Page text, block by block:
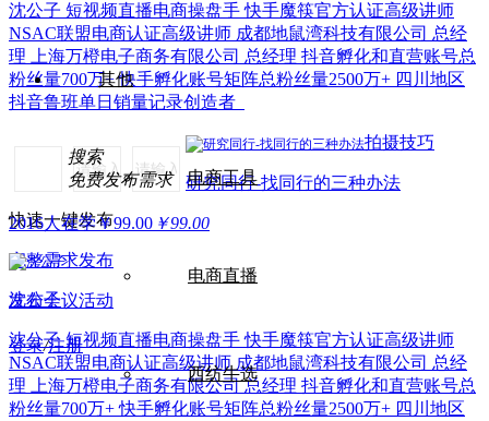
其他
电商工具
电商直播
西纺牛选
搜索
免费发布需求
快速一键发布
完整需求发布
发布会议活动
登录/注册
沈公子 短视频直播电商操盘手 快手魔筷官方认证高级讲师
NSAC联盟电商认证高级讲师 成都地鼠湾科技有限公司 总经
理 上海万橙电子商务有限公司 总经理 抖音孵化和直营账号总
粉丝量700万+ 快手孵化账号矩阵总粉丝量2500万+ 四川地区
抖音鲁班单日销量记录创造者
拍摄技巧
研究同行-找同行的三种办法
2016人在学￥99.00 ￥99.00
沈公子
沈公子 短视频直播电商操盘手 快手魔筷官方认证高级讲师
NSAC联盟电商认证高级讲师 成都地鼠湾科技有限公司 总经
理 上海万橙电子商务有限公司 总经理 抖音孵化和直营账号总
粉丝量700万+ 快手孵化账号矩阵总粉丝量2500万+ 四川地区